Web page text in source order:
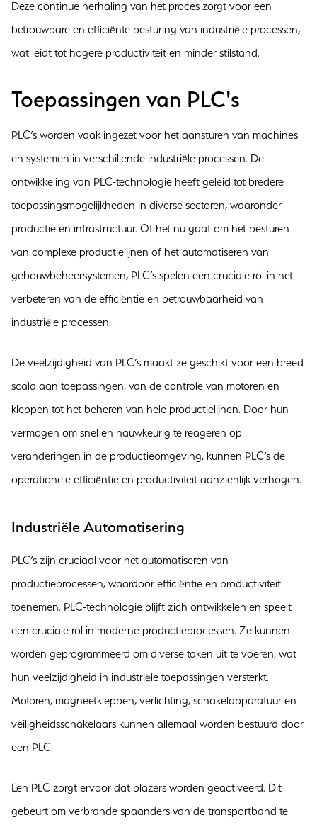
Deze continue herhaling van het proces zorgt voor een
betrouwbare en efficiënte besturing van industriële processen,
wat leidt tot hogere productiviteit en minder stilstand.
Toepassingen van PLC's
PLC’s worden vaak ingezet voor het aansturen van machines
en systemen in verschillende industriële processen. De
ontwikkeling van PLC-technologie heeft geleid tot bredere
toepassingsmogelijkheden in diverse sectoren, waaronder
productie en infrastructuur. Of het nu gaat om het besturen
van complexe productielijnen of het automatiseren van
gebouwbeheersystemen, PLC’s spelen een cruciale rol in het
verbeteren van de efficiëntie en betrouwbaarheid van
industriële processen.
De veelzijdigheid van PLC’s maakt ze geschikt voor een breed
scala aan toepassingen, van de controle van motoren en
kleppen tot het beheren van hele productielijnen. Door hun
vermogen om snel en nauwkeurig te reageren op
veranderingen in de productieomgeving, kunnen PLC’s de
operationele efficiëntie en productiviteit aanzienlijk verhogen.
Industriële Automatisering
PLC’s zijn cruciaal voor het automatiseren van
productieprocessen, waardoor efficiëntie en productiviteit
toenemen. PLC-technologie blijft zich ontwikkelen en speelt
een cruciale rol in moderne productieprocessen. Ze kunnen
worden geprogrammeerd om diverse taken uit te voeren, wat
hun veelzijdigheid in industriële toepassingen versterkt.
Motoren, magneetkleppen, verlichting, schakelapparatuur en
veiligheidsschakelaars kunnen allemaal worden bestuurd door
een PLC.
Een PLC zorgt ervoor dat blazers worden geactiveerd. Dit
gebeurt om verbrande spaanders van de transportband te